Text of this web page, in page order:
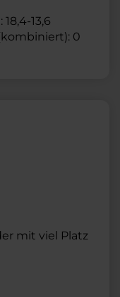
13,6
0
mit viel Platz